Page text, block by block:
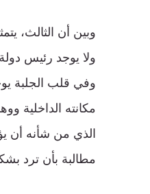
وبين أن الثالث،
ولا يوجد رئيس
وفي قلب الجلبة
مكانته الداخلية
الذي من شأنه أن
مطالبة بأن ترد